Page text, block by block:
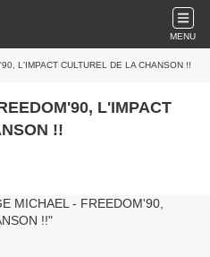
MENU
L'IMPACT CULTUREL DE LA CHANSON !!
L'IMPACT
!!